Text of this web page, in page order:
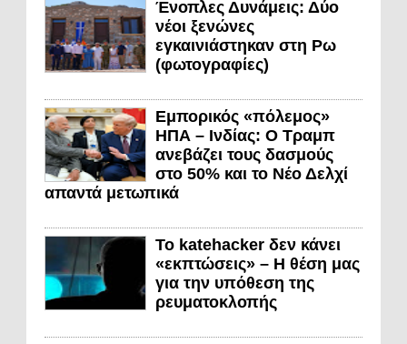
Ένοπλες Δυνάμεις: Δύο
νέοι ξενώνες
εγκαινιάστηκαν στη Ρω
(φωτογραφίες)
Εμπορικός «πόλεμος»
ΗΠΑ – Ινδίας: Ο Τραμπ
ανεβάζει τους δασμούς
στο 50% και το Νέο Δελχί
απαντά μετωπικά
Το katehacker δεν κάνει
«εκπτώσεις» – Η θέση μας
για την υπόθεση της
ρευματοκλοπής